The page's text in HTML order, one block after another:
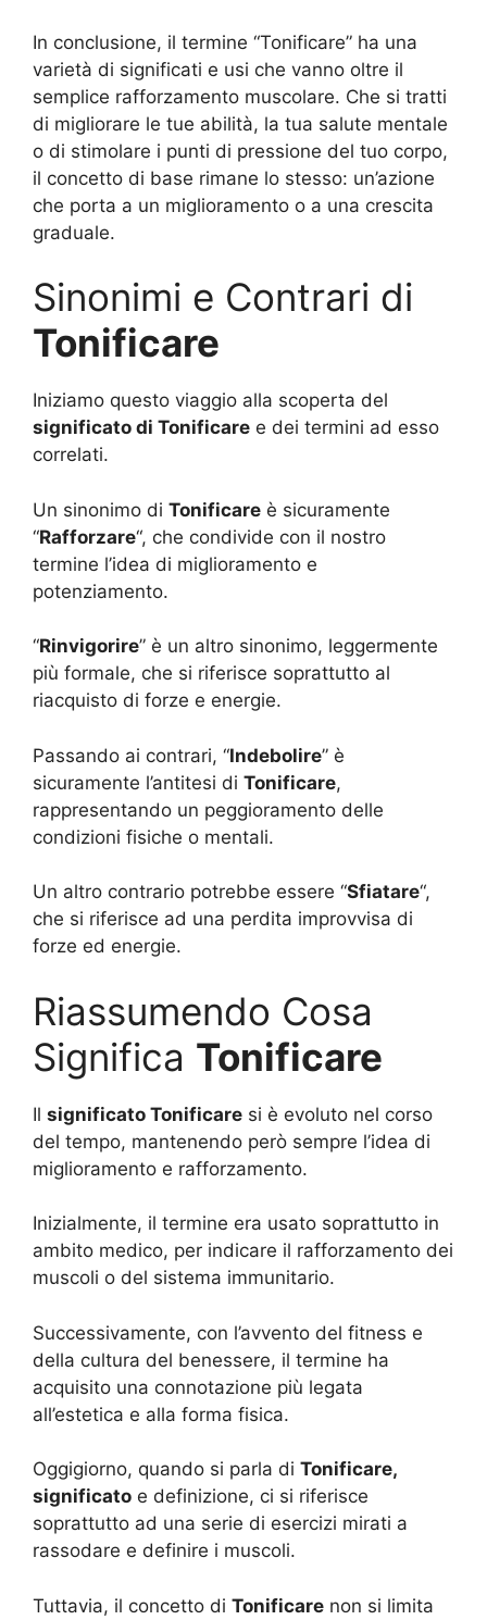
In conclusione, il termine “Tonificare” ha una
varietà di significati e usi che vanno oltre il
semplice rafforzamento muscolare. Che si tratti
di migliorare le tue abilità, la tua salute mentale
o di stimolare i punti di pressione del tuo corpo,
il concetto di base rimane lo stesso: un’azione
che porta a un miglioramento o a una crescita
graduale.
Sinonimi e Contrari di
Tonificare
Iniziamo questo viaggio alla scoperta del
significato di Tonificare e dei termini ad esso
correlati.
Un sinonimo di Tonificare è sicuramente
“Rafforzare“, che condivide con il nostro
termine l’idea di miglioramento e
potenziamento.
“Rinvigorire” è un altro sinonimo, leggermente
più formale, che si riferisce soprattutto al
riacquisto di forze e energie.
Passando ai contrari, “Indebolire” è
sicuramente l’antitesi di Tonificare,
rappresentando un peggioramento delle
condizioni fisiche o mentali.
Un altro contrario potrebbe essere “Sfiatare“,
che si riferisce ad una perdita improvvisa di
forze ed energie.
Riassumendo Cosa
Significa Tonificare
Il significato Tonificare si è evoluto nel corso
del tempo, mantenendo però sempre l’idea di
miglioramento e rafforzamento.
Inizialmente, il termine era usato soprattutto in
ambito medico, per indicare il rafforzamento dei
muscoli o del sistema immunitario.
Successivamente, con l’avvento del fitness e
della cultura del benessere, il termine ha
acquisito una connotazione più legata
all’estetica e alla forma fisica.
Oggigiorno, quando si parla di Tonificare,
significato e definizione, ci si riferisce
soprattutto ad una serie di esercizi mirati a
rassodare e definire i muscoli.
Tuttavia, il concetto di Tonificare non si limita